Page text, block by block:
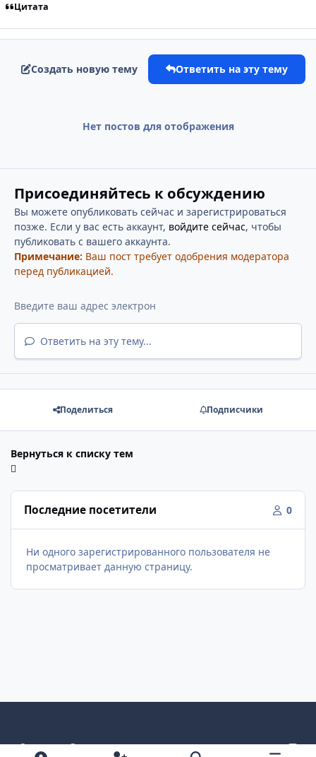
Цитата
Создать новую тему Ответить на эту тему
Нет постов для отображения
Присоединяйтесь к обсуждению
Вы можете опубликовать сейчас и зарегистрироваться
позже. Если у вас есть аккаунт, войдите сейчас, чтобы
публиковать с вашего аккаунта.
Примечание: Ваш пост требует одобрения модератора
перед публикацией.
Ответить на эту тему...
Поделиться Подписчики
Вернуться к списку тем
Последние посетители 0
Ни одного зарегистрированного пользователя не
просматривает данную страницу.
Светлый режим
Темный режим
Как в системе
v